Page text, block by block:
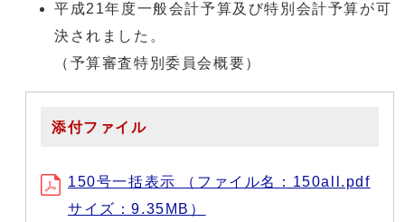
平成21年度一般会計予算及び特別会計予算が可
決されました。
（予算審査特別委員会概要）
添付ファイル
150号一括表示 （ファイル名：150all.pdf
サイズ：9.35MB）